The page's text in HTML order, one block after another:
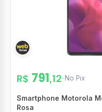
R$ 791,12- No Pix
Smartphone Motorola
Rosa